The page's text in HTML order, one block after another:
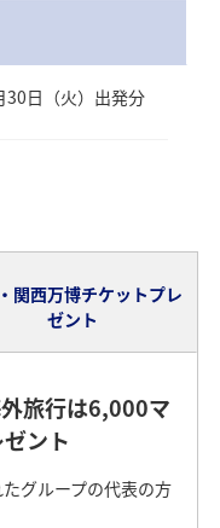
日（火）出発分
関西万博チケットプレ
ゼント
旅行は6,000マ
ント
グループの代表の方